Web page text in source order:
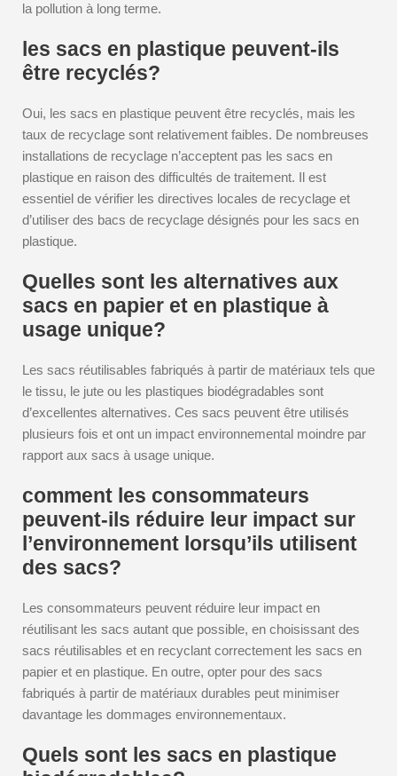
la pollution à long terme.
les sacs en plastique peuvent-ils
être recyclés?
Oui, les sacs en plastique peuvent être recyclés, mais les
taux de recyclage sont relativement faibles. De nombreuses
installations de recyclage n’acceptent pas les sacs en
plastique en raison des difficultés de traitement. Il est
essentiel de vérifier les directives locales de recyclage et
d’utiliser des bacs de recyclage désignés pour les sacs en
plastique.
Quelles sont les alternatives aux
sacs en papier et en plastique à
usage unique?
Les sacs réutilisables fabriqués à partir de matériaux tels que
le tissu, le jute ou les plastiques biodégradables sont
d’excellentes alternatives. Ces sacs peuvent être utilisés
plusieurs fois et ont un impact environnemental moindre par
rapport aux sacs à usage unique.
comment les consommateurs
peuvent-ils réduire leur impact sur
l’environnement lorsqu’ils utilisent
des sacs?
Les consommateurs peuvent réduire leur impact en
réutilisant les sacs autant que possible, en choisissant des
sacs réutilisables et en recyclant correctement les sacs en
papier et en plastique. En outre, opter pour des sacs
fabriqués à partir de matériaux durables peut minimiser
davantage les dommages environnementaux.
Quels sont les sacs en plastique